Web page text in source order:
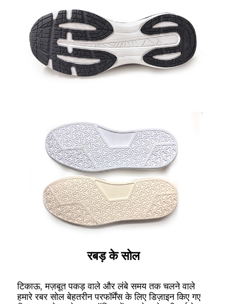
रबड़ के सोल
टिकाऊ, मज़बूत पकड़ वाले और लंबे समय तक चलने वाले
हमारे रबर सोल बेहतरीन परफॉर्मेंस के लिए डिज़ाइन किए गए